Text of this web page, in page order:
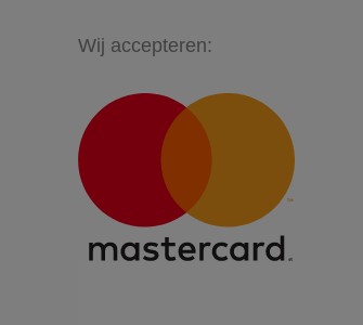
Wij accepteren: